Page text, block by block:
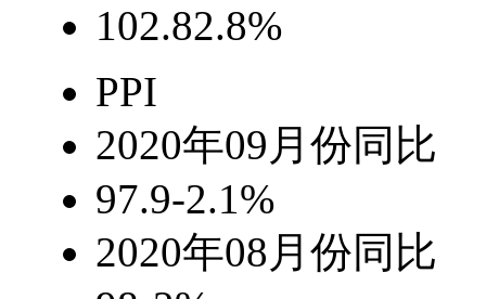
102.82.8%
PPI
2020年09月份同比
97.9-2.1%
2020年08月份同比